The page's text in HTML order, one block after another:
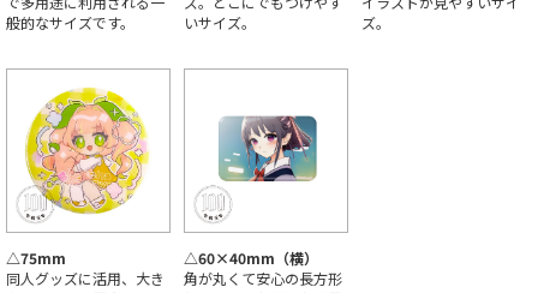
般的なサイズです。
いサイズ。
ズ。
△75mm
同人グッズに活用、大き
△60×40mm（横）
角が丸くて安心の長方形